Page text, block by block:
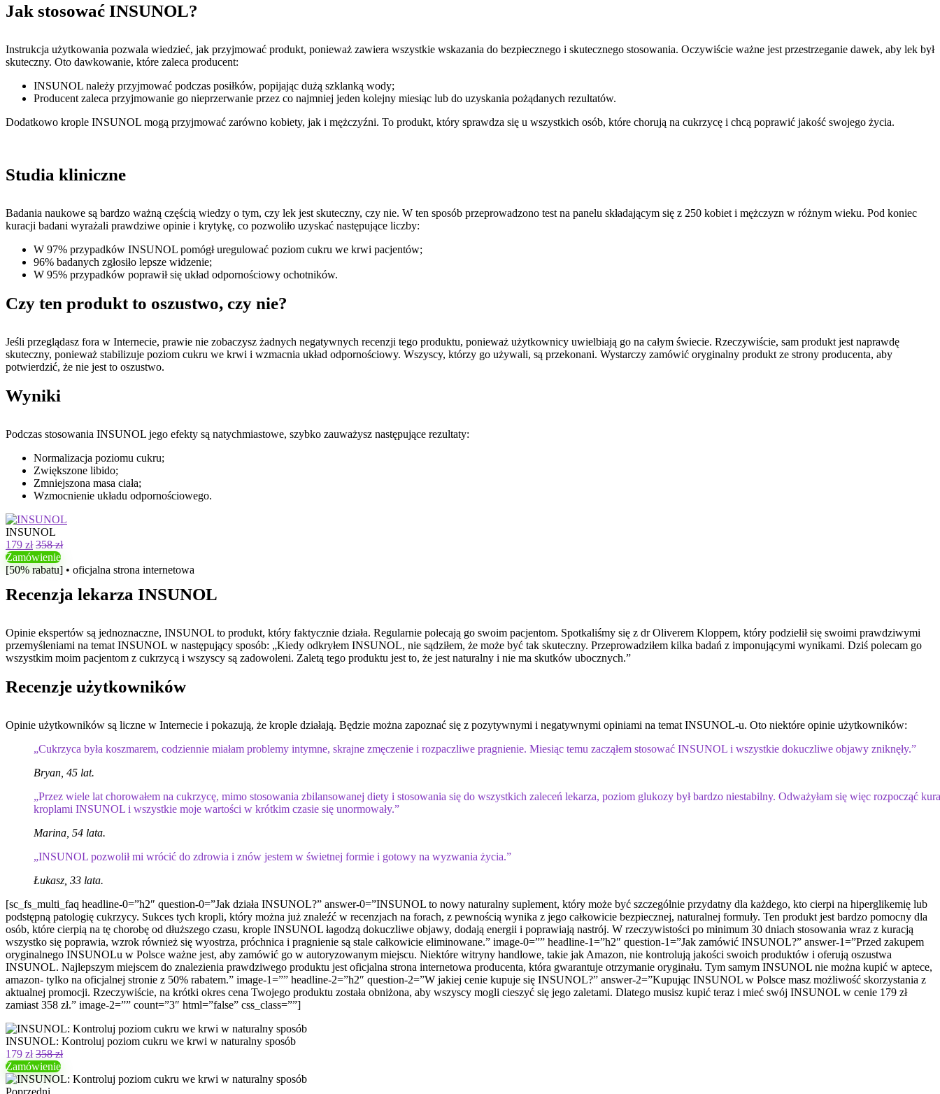
Jak stosować INSUNOL?
Instrukcja użytkowania pozwala wiedzieć, jak przyjmować produkt, ponieważ zawiera wszystkie wskazania do bezpiecznego i skutecznego stosowania. Oczywiście ważne jest przestrzeganie dawek, aby lek był
skuteczny. Oto dawkowanie, które zaleca producent:
INSUNOL należy przyjmować podczas posiłków, popijając dużą szklanką wody;
Producent zaleca przyjmowanie go nieprzerwanie przez co najmniej jeden kolejny miesiąc lub do uzyskania pożądanych rezultatów.
Dodatkowo krople INSUNOL mogą przyjmować zarówno kobiety, jak i mężczyźni. To produkt, który sprawdza się u wszystkich osób, które chorują na cukrzycę i chcą poprawić jakość swojego życia.
Studia kliniczne
Badania naukowe są bardzo ważną częścią wiedzy o tym, czy lek jest skuteczny, czy nie. W ten sposób przeprowadzono test na panelu składającym się z 250 kobiet i mężczyzn w różnym wieku. Pod koniec
kuracji badani wyrażali prawdziwe opinie i krytykę, co pozwoliło uzyskać następujące liczby:
W 97% przypadków INSUNOL pomógł uregulować poziom cukru we krwi pacjentów;
96% badanych zgłosiło lepsze widzenie;
W 95% przypadków poprawił się układ odpornościowy ochotników.
Czy ten produkt to oszustwo, czy nie?
Jeśli przeglądasz fora w Internecie, prawie nie zobaczysz żadnych negatywnych recenzji tego produktu, ponieważ użytkownicy uwielbiają go na całym świecie. Rzeczywiście, sam produkt jest naprawdę
skuteczny, ponieważ stabilizuje poziom cukru we krwi i wzmacnia układ odpornościowy. Wszyscy, którzy go używali, są przekonani. Wystarczy zamówić oryginalny produkt ze strony producenta, aby
potwierdzić, że nie jest to oszustwo.
Wyniki
Podczas stosowania INSUNOL jego efekty są natychmiastowe, szybko zauważysz następujące rezultaty:
Normalizacja poziomu cukru;
Zwiększone libido;
Zmniejszona masa ciała;
Wzmocnienie układu odpornościowego.
INSUNOL
179 zł 358 zł
Zamówienie
[50% rabatu] • oficjalna strona internetowa
Recenzja lekarza INSUNOL
Opinie ekspertów są jednoznaczne, INSUNOL to produkt, który faktycznie działa. Regularnie polecają go swoim pacjentom. Spotkaliśmy się z dr Oliverem Kloppem, który podzielił się swoimi prawdziwymi
przemyśleniami na temat INSUNOL w następujący sposób: „Kiedy odkryłem INSUNOL, nie sądziłem, że może być tak skuteczny. Przeprowadziłem kilka badań z imponującymi wynikami. Dziś polecam go
wszystkim moim pacjentom z cukrzycą i wszyscy są zadowoleni. Zaletą tego produktu jest to, że jest naturalny i nie ma skutków ubocznych.”
Recenzje użytkowników
Opinie użytkowników są liczne w Internecie i pokazują, że krople działają. Będzie można zapoznać się z pozytywnymi i negatywnymi opiniami na temat INSUNOL-u. Oto niektóre opinie użytkowników:
„Cukrzyca była koszmarem, codziennie miałam problemy intymne, skrajne zmęczenie i rozpaczliwe pragnienie. Miesiąc temu zacząłem stosować INSUNOL i wszystkie dokuczliwe objawy zniknęły.”
Bryan, 45 lat.
„Przez wiele lat chorowałem na cukrzycę, mimo stosowania zbilansowanej diety i stosowania się do wszystkich zaleceń lekarza, poziom glukozy był bardzo niestabilny. Odważyłam się więc rozpocząć
kroplami INSUNOL i wszystkie moje wartości w krótkim czasie się unormowały.”
Marina, 54 lata.
„INSUNOL pozwolił mi wrócić do zdrowia i znów jestem w świetnej formie i gotowy na wyzwania życia.”
Łukasz, 33 lata.
[sc_fs_multi_faq headline-0=”h2″ question-0=”Jak działa INSUNOL?” answer-0=”INSUNOL to nowy naturalny suplement, który może być szczególnie przydatny dla każdego, kto cierpi na hiperglikemię lub
podstępną patologię cukrzycy. Sukces tych kropli, który można już znaleźć w recenzjach na forach, z pewnością wynika z jego całkowicie bezpiecznej, naturalnej formuły. Ten produkt jest bardzo pomocny dla
osób, które cierpią na tę chorobę od dłuższego czasu, krople INSUNOL łagodzą dokuczliwe objawy, dodają energii i poprawiają nastrój. W rzeczywistości po minimum 30 dniach stosowania wraz z kuracją
wszystko się poprawia, wzrok również się wyostrza, próchnica i pragnienie są stale całkowicie eliminowane.” image-0=”” headline-1=”h2″ question-1=”Jak zamówić INSUNOL?” answer-1=”Przed zakupem
oryginalnego INSUNOLu w Polsce ważne jest, aby zamówić go w autoryzowanym miejscu. Niektóre witryny handlowe, takie jak Amazon, nie kontrolują jakości swoich produktów i oferują oszustwa
INSUNOL. Najlepszym miejscem do znalezienia prawdziwego produktu jest oficjalna strona internetowa producenta, która gwarantuje otrzymanie oryginału. Tym samym INSUNOL nie można kupić w aptece,
amazon- tylko na oficjalnej stronie z 50% rabatem.” image-1=”” headline-2=”h2″ question-2=”W jakiej cenie kupuje się INSUNOL?” answer-2=”Kupując INSUNOL w Polsce masz możliwość skorzystania z
aktualnej promocji. Rzeczywiście, na krótki okres cena Twojego produktu została obniżona, aby wszyscy mogli cieszyć się jego zaletami. Dlatego musisz kupić teraz i mieć swój INSUNOL w cenie 179 zł
zamiast 358 zł.” image-2=”” count=”3″ html=”false” css_class=””]
INSUNOL: Kontroluj poziom cukru we krwi w naturalny sposób
179 zł358 zł
Zamówienie
Poprzedni